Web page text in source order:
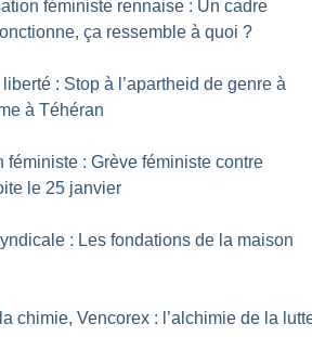
féministe rennaise : Un cadre
ça ressemble à quoi ?
: Stop à l’apartheid de genre à
à Téhéran
féministe : Grève féministe contre
le 25 janvier
: Les fondations de la maison
chimie, Vencorex : l’alchimie de la